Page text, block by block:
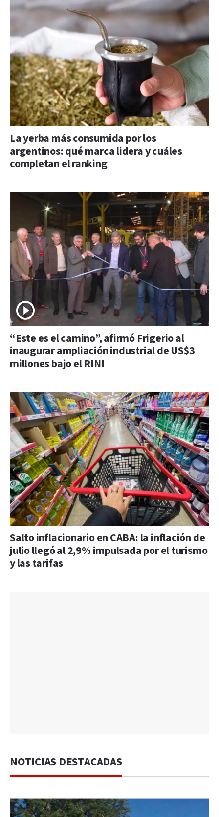
La yerba más consumida por los
argentinos: qué marca lidera y cuáles
completan el ranking
“Este es el camino”, afirmó Frigerio al
inaugurar ampliación industrial de US$3
millones bajo el RINI
Salto inflacionario en CABA: la inflación de
julio llegó al 2,9% impulsada por el turismo
y las tarifas
NOTICIAS DESTACADAS